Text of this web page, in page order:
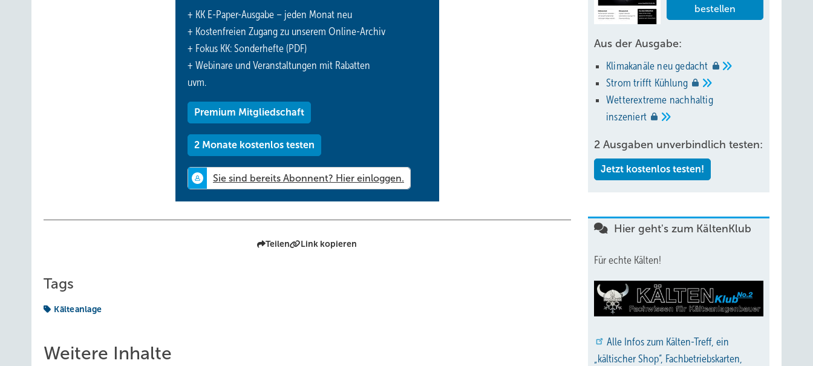
+ KK E-Paper-Ausgabe – jeden Monat neu
+ Kostenfreien Zugang zu unserem Online-Archiv
+ Fokus KK: Sonderhefte (PDF)
+ Webinare und Veranstaltungen mit Rabatten
uvm.
Premium Mitgliedschaft
2 Monate kostenlos testen
Teilen Link kopieren
Tags
Kälteanlage
Weitere Inhalte
bestellen
Aus der Ausgabe:
Klimakanäle neugedacht
Strom trifft Kühlung
Wetterextreme nachhaltig
inszeniert
2 Ausgaben unverbindlich testen:
Jetzt kostenlos testen!
Hier geht's zum KältenKlub
Für echte Kälten!
Alle Infos zum Kälten-Treff, ein
„kältischer Shop“, Fachbetriebskarten,